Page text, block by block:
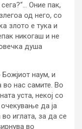
Оние пак,
од него, со
злото е тука и
никогаш и не
душа
наум, и
нас самите. Во
уста, некој со
да ја
иглата, за да се
во